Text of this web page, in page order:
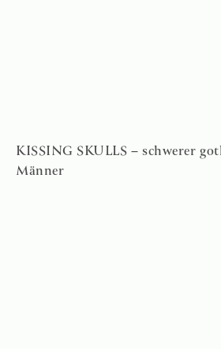
KISSING SKULLS – schwerer
Männer